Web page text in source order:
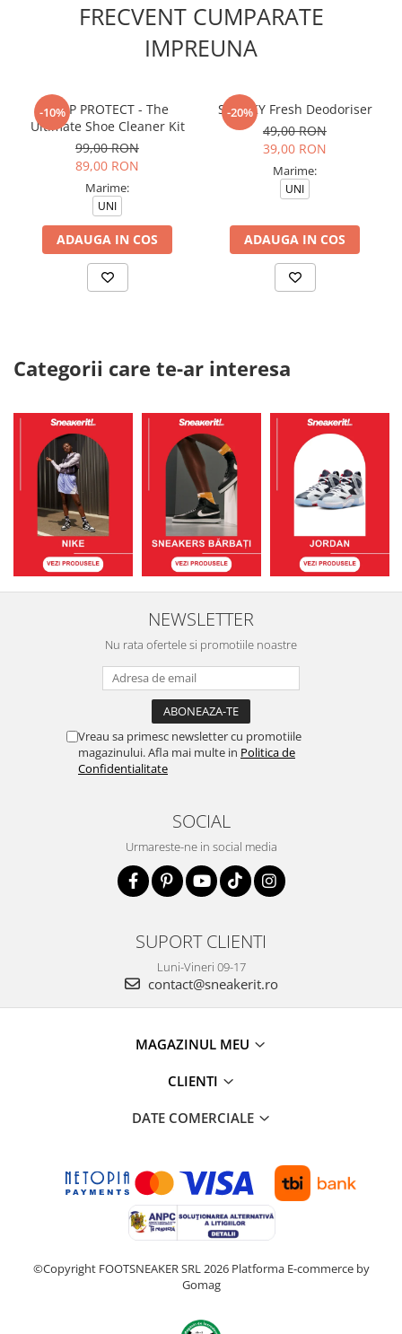
FRECVENT CUMPARATE
IMPREUNA
-10%
CREP PROTECT - The
Ultimate Shoe Cleaner Kit
99,00 RON
89,00 RON
Marime:
UNI
ADAUGA IN COS
-20%
SNEAKY Fresh Deodoriser
49,00 RON
39,00 RON
Marime:
UNI
ADAUGA IN COS
Categorii care te-ar interesa
NEWSLETTER
Nu rata ofertele si promotiile noastre
Vreau sa primesc newsletter cu promotiile
magazinului. Afla mai multe in Politica de
Confidentialitate
SOCIAL
Urmareste-ne in social media
SUPORT CLIENTI
Luni-Vineri 09-17
contact@sneakerit.ro
MAGAZINUL MEU
CLIENTI
DATE COMERCIALE
©Copyright FOOTSNEAKER SRL 2026 Platforma E-commerce by
Gomag